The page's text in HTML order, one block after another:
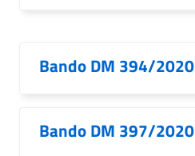
Bando DM 394/2020
Bando DM 397/2020